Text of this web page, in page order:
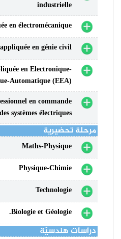
industrielle
en électromécanique
en génie civil
en Electronique-
Automatique (EEA)
en commande
des systèmes électriques
مرحلة تحضيرية
Maths-Physique
Physique-Chimie
Technologie
Biologie et Géologie.
دراسات هندسيّة